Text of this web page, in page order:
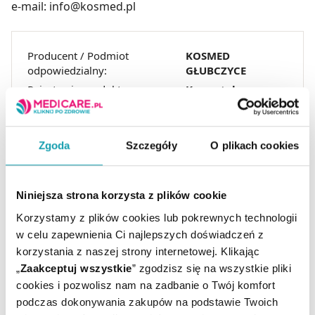
Zgoda Szczegóły O plikach cookies
Niniejsza strona korzysta z plików cookie
Korzystamy z plików cookies lub pokrewnych technologii
w celu zapewnienia Ci najlepszych doświadczeń z
korzystania z naszej strony internetowej. Klikając
„Zaakceptuj wszystkie” zgodzisz się na wszystkie pliki
cookies i pozwolisz nam na zadbanie o Twój komfort
podczas dokonywania zakupów na podstawie Twoich
e-mail: info@kosmed.pl
Producent / Podmiot
odpowiedzialny:
KOSMED
GŁUBCZYCE
Rejestracja produktu:
Kosmetyk
Przechowywanie:
Temperatura
pokojowa
ARTYKUŁY
MOŻE CI SIĘ PRZYDAĆ